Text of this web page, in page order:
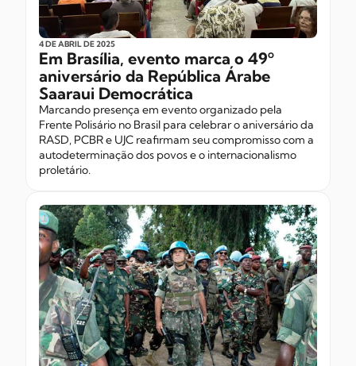
4 DE ABRILDE 2025
Em Brasília, evento marca o 49º
aniversário da República Árabe
Saaraui Democrática
Marcando presença em evento organizado pela
Frente Polisário no Brasil para celebrar o aniversário da
RASD, PCBR e UJC reafirmam seu compromisso com a
autodeterminação dos povos e o internacionalismo
proletário.